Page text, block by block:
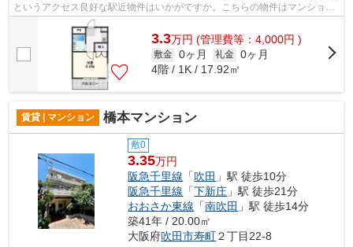
というアクセス良好な駅近物件はいかがですか。こちらの物件はマンション
です。高い信頼性が魅力の鉄骨造建築...
3.3万円 (管理費等：4,000円 )
敷金 0ヶ月 礼金 0ヶ月
4階 / 1K / 17.92㎡
賃貸 | マンション 橋本マンション
敷0
3.35万円
阪急千里線 「吹田 」駅 徒歩10分
阪急千里線 「下新庄 」駅 徒歩21分
おおさか東線 「南吹田 」駅 徒歩14分
築41年 / 20.00㎡
大阪府吹田市寿町２丁目22-8